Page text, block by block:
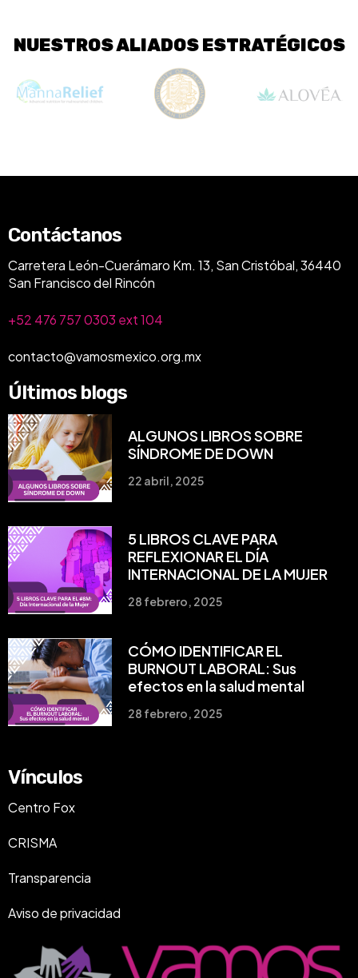
NUESTROS ALIADOS ESTRATÉGICOS
Contáctanos
Carretera León-Cuerámaro Km. 13, San Cristóbal, 36440
San Francisco del Rincón
+52 476 757 0303 ext 104
contacto@vamosmexico.org.mx
Últimos blogs
ALGUNOS LIBROS SOBRE
SÍNDROME DE DOWN
22 abril, 2025
5 LIBROS CLAVE PARA
REFLEXIONAR EL DÍA
INTERNACIONAL DE LA MUJER
28 febrero, 2025
CÓMO IDENTIFICAR EL
BURNOUT LABORAL: Sus
efectos en la salud mental
28 febrero, 2025
Vínculos
Centro Fox
CRISMA
Transparencia
Aviso de privacidad